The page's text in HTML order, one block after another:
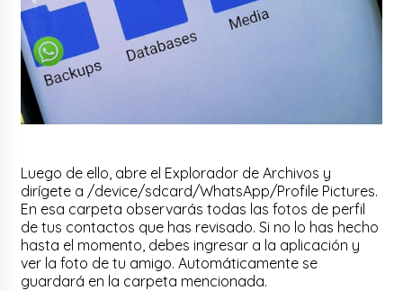
Luego de ello, abre el Explorador de Archivos y
dirígete a /device/sdcard/WhatsApp/Profile Pictures.
En esa carpeta observarás todas las fotos de perfil
de tus contactos que has revisado. Si no lo has hecho
hasta el momento, debes ingresar a la aplicación y
ver la foto de tu amigo. Automáticamente se
guardará en la carpeta mencionada.